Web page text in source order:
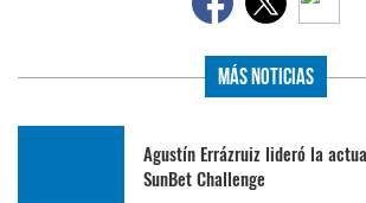
Más Noticias
Agustín Errázruiz lideró la
SunBet Challenge